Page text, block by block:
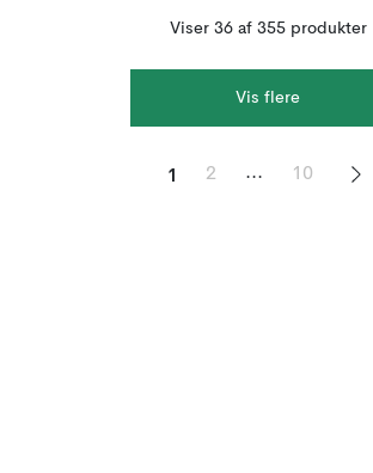
Viser 36 af 355 produkter
Vis flere
1 2 ... 10